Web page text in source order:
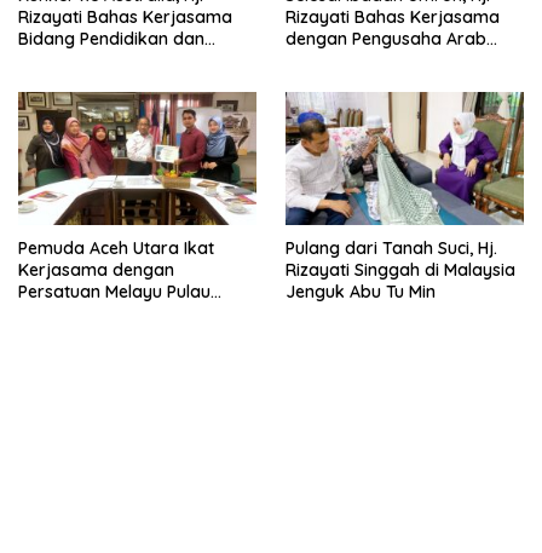
Rizayati Bahas Kerjasama
Bidang Pendidikan dan
Rizayati Bahas Kerjasama
dengan Pengusaha Arab
Pemuda Aceh Utara Ikat
Kerjasama dengan
Persatuan Melayu Pulau
Pulang dari Tanah Suci, Hj.
Rizayati Singgah di Malaysia
Jenguk Abu Tu Min